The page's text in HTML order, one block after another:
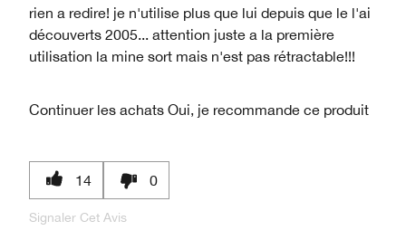
rien a redire! je n'utilise plus que lui depuis que le l'ai
découverts 2005... attention juste a la première
utilisation la mine sort mais n'est pas rétractable!!!
Continuer les achats Oui, je recommande ce produit
14 0
Signaler Cet Avis